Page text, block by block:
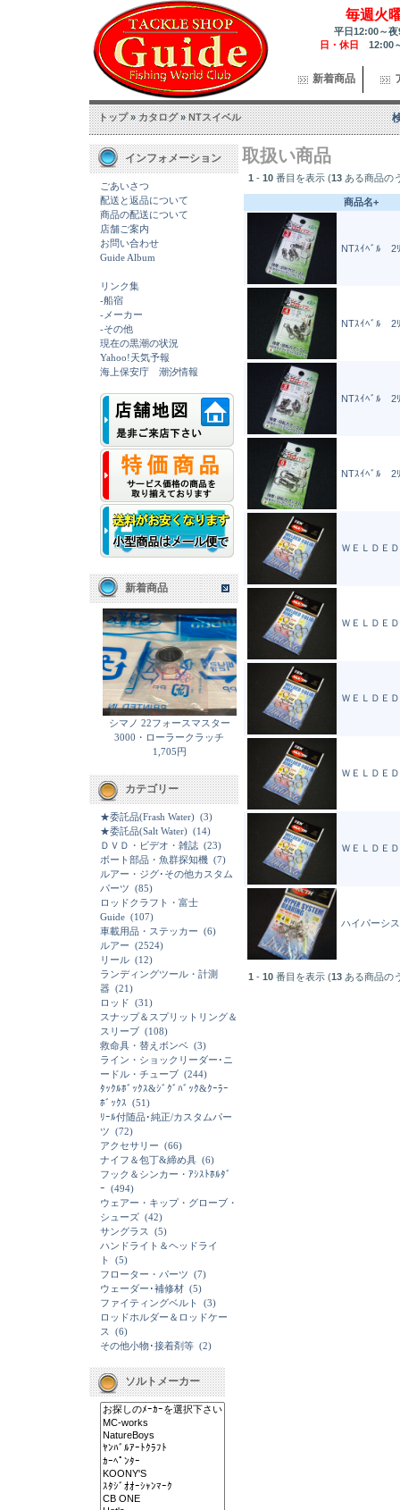
毎週火
平日12:00～
日・休日 12:00
新着商品
トップ»カタログ»NTスイベル
インフォメーション
ごあいさつ
配送と返品について
商品の配送について
店舗ご案内
お問い合わせ
Guide Album
リンク集
-船宿
-メーカー
-その他
現在の黒潮の状況
Yahoo!天気予報
海上保安庁 潮汐情報
新着商品
シマノ 22フォースマスター
3000・ローラークラッチ
1,705円
カテゴリー
★委託品(Frash Water) (3)
★委託品(Salt Water) (14)
ＤＶＤ・ビデオ・雑誌 (23)
ボート部品・魚群探知機 (7)
ルアー・ジグ･その他カスタム
パーツ (85)
ロッドクラフト・富士
Guide (107)
車載用品・ステッカー (6)
ルアー (2524)
リール (12)
ランディングツール・計測
器 (21)
ロッド (31)
スナップ＆スプリットリング＆
スリーブ (108)
救命具・替えボンベ (3)
ライン・ショックリーダー･ニ
ードル・チューブ (244)
ﾀｯｸﾙﾎﾞｯｸｽ&ｼﾞｸﾞﾊﾞｯｸ&ｸｰﾗｰ
ﾎﾞｯｸｽ (51)
ﾘｰﾙ付随品･純正/カスタムパー
ツ (72)
アクセサリー (66)
ナイフ＆包丁&締め具 (6)
フック＆シンカー・ｱｼｽﾄﾎﾙﾀﾞ
ｰ (494)
ウェアー・キップ・グローブ・
シューズ (42)
サングラス
(5)
ハンドライト＆ヘッドライ
ト
(5)
フローター・パーツ (7)
ウェーダー･補修材 (5)
ファイティングベルト
(3)
ロッドホルダー＆ロッドケー
ス
(6)
その他小物･接着剤等 (2)
ソルトメーカー
取扱い商品
1 - 10 番目を表示 (13 ある商品の
商品名+
NTｽｲﾍﾞﾙ 2
NTｽｲﾍﾞﾙ 2
NTｽｲﾍﾞﾙ 2
NTｽｲﾍﾞﾙ 2
ＷＥＬＤＥ
ＷＥＬＤＥ
ＷＥＬＤＥ
ＷＥＬＤＥ
ＷＥＬＤＥ
ハイパーシ
1 - 10 番目を表示 (13 ある商品の